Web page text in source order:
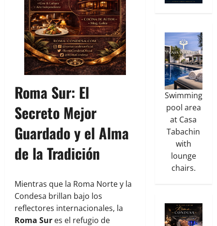
Roma Sur: El
Secreto Mejor
Guardado y el Alma
de la Tradición
Mientras que la Roma Norte y la
Condesa brillan bajo los
reflectores internacionales, la
Roma Sur es el refugio de
Swimming
pool area
at Casa
Tabachin
with
lounge
chairs.